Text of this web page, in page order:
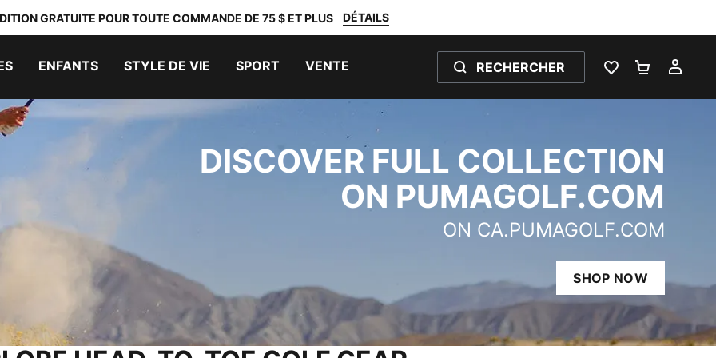
GRATUITE POUR TOUTE COMMANDE DE 75 $ ET PLUS DÉTAILS
ENFANTS STYLE DE VIE SPORT VENTE RECHERCHER
LISTE DEPANIER 0
DISCOVER FULL COLLECTION
ON PUMAGOLF.COM
ON CA.PUMAGOLF.COM
SHOP NOW